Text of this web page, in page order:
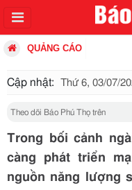
QUẢNG CÁO
Cập nhật: Thứ 6, 03/07/
Theo dõi Báo Phú Thọ trên
Trong bối cảnh
càng phát triển
nguồn năng lượng